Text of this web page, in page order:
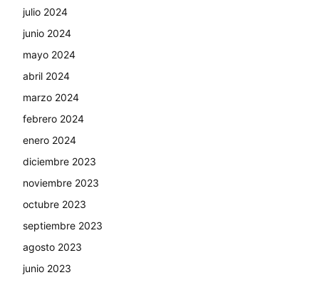
julio 2024
junio 2024
mayo 2024
abril 2024
marzo 2024
febrero 2024
enero 2024
diciembre 2023
noviembre 2023
octubre 2023
septiembre 2023
agosto 2023
junio 2023